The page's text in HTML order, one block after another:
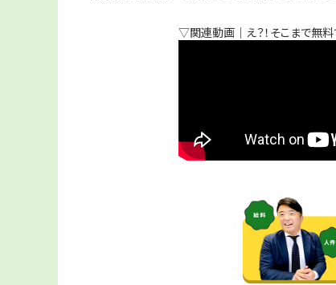
▽関連動画｜え？！そこまで無